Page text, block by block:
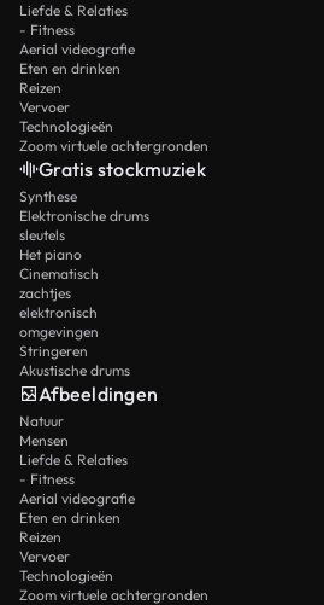
Liefde & Relaties
- Fitness
Aerial videografie
Eten en drinken
Reizen
Vervoer
Technologieën
Zoom virtuele achtergronden
Gratis stockmuziek
Synthese
Elektronische drums
sleutels
Het piano
Cinematisch
zachtjes
elektronisch
omgevingen
Stringeren
Akustische drums
Afbeeldingen
Natuur
Mensen
Liefde & Relaties
- Fitness
Aerial videografie
Eten en drinken
Reizen
Vervoer
Technologieën
Zoom virtuele achtergronden